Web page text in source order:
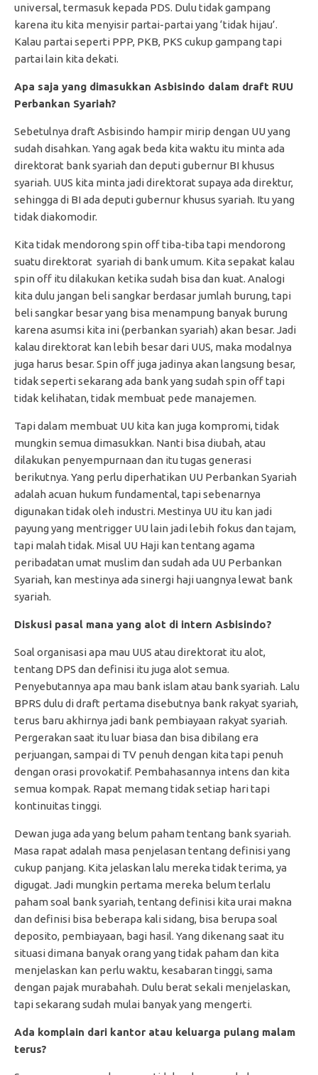
universal, termasuk kepada PDS. Dulu tidak gampang
karena itu kita menyisir partai-partai yang ‘tidak hijau’.
Kalau partai seperti PPP, PKB, PKS cukup gampang tapi
partai lain kita dekati.
Apa saja yang dimasukkan Asbisindo dalam draft RUU
Perbankan Syariah?
Sebetulnya draft Asbisindo hampir mirip dengan UU yang
sudah disahkan. Yang agak beda kita waktu itu minta ada
direktorat bank syariah dan deputi gubernur BI khusus
syariah. UUS kita minta jadi direktorat supaya ada direktur,
sehingga di BI ada deputi gubernur khusus syariah. Itu yang
tidak diakomodir.
Kita tidak mendorong spin off tiba-tiba tapi mendorong
suatu direktorat syariah di bank umum. Kita sepakat kalau
spin off itu dilakukan ketika sudah bisa dan kuat. Analogi
kita dulu jangan beli sangkar berdasar jumlah burung, tapi
beli sangkar besar yang bisa menampung banyak burung
karena asumsi kita ini (perbankan syariah) akan besar. Jadi
kalau direktorat kan lebih besar dari UUS, maka modalnya
juga harus besar. Spin off juga jadinya akan langsung besar,
tidak seperti sekarang ada bank yang sudah spin off tapi
tidak kelihatan, tidak membuat pede manajemen.
Tapi dalam membuat UU kita kan juga kompromi, tidak
mungkin semua dimasukkan. Nanti bisa diubah, atau
dilakukan penyempurnaan dan itu tugas generasi
berikutnya. Yang perlu diperhatikan UU Perbankan Syariah
adalah acuan hukum fundamental, tapi sebenarnya
digunakan tidak oleh industri. Mestinya UU itu kan jadi
payung yang mentrigger UU lain jadi lebih fokus dan tajam,
tapi malah tidak. Misal UU Haji kan tentang agama
peribadatan umat muslim dan sudah ada UU Perbankan
Syariah, kan mestinya ada sinergi haji uangnya lewat bank
syariah.
Diskusi pasal mana yang alot di intern Asbisindo?
Soal organisasi apa mau UUS atau direktorat itu alot,
tentang DPS dan definisi itu juga alot semua.
Penyebutannya apa mau bank islam atau bank syariah. Lalu
BPRS dulu di draft pertama disebutnya bank rakyat syariah,
terus baru akhirnya jadi bank pembiayaan rakyat syariah.
Pergerakan saat itu luar biasa dan bisa dibilang era
perjuangan, sampai di TV penuh dengan kita tapi penuh
dengan orasi provokatif. Pembahasannya intens dan kita
semua kompak. Rapat memang tidak setiap hari tapi
kontinuitas tinggi.
Dewan juga ada yang belum paham tentang bank syariah.
Masa rapat adalah masa penjelasan tentang definisi yang
cukup panjang. Kita jelaskan lalu mereka tidak terima, ya
digugat. Jadi mungkin pertama mereka belum terlalu
paham soal bank syariah, tentang definisi kita urai makna
dan definisi bisa beberapa kali sidang, bisa berupa soal
deposito, pembiayaan, bagi hasil. Yang dikenang saat itu
situasi dimana banyak orang yang tidak paham dan kita
menjelaskan kan perlu waktu, kesabaran tinggi, sama
dengan pajak murabahah. Dulu berat sekali menjelaskan,
tapi sekarang sudah mulai banyak yang mengerti.
Ada komplain dari kantor atau keluarga pulang malam
terus?